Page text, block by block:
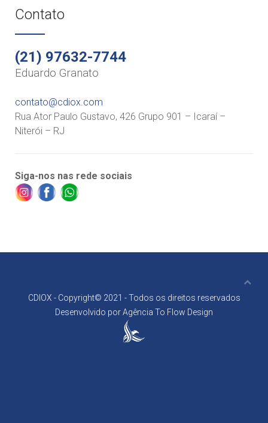
Contato
(21) 97632-7744
Eduardo Granato
contato@cdiox.com
Rua Ator Paulo Gustavo, 426 Grupo 901 – Icaraí –
Niterói – RJ
Siga-nos nas rede sociais
CDIOX - Copyright© 2021 - Todos os direitos reservados
Desenvolvido porAgência To Flow Design